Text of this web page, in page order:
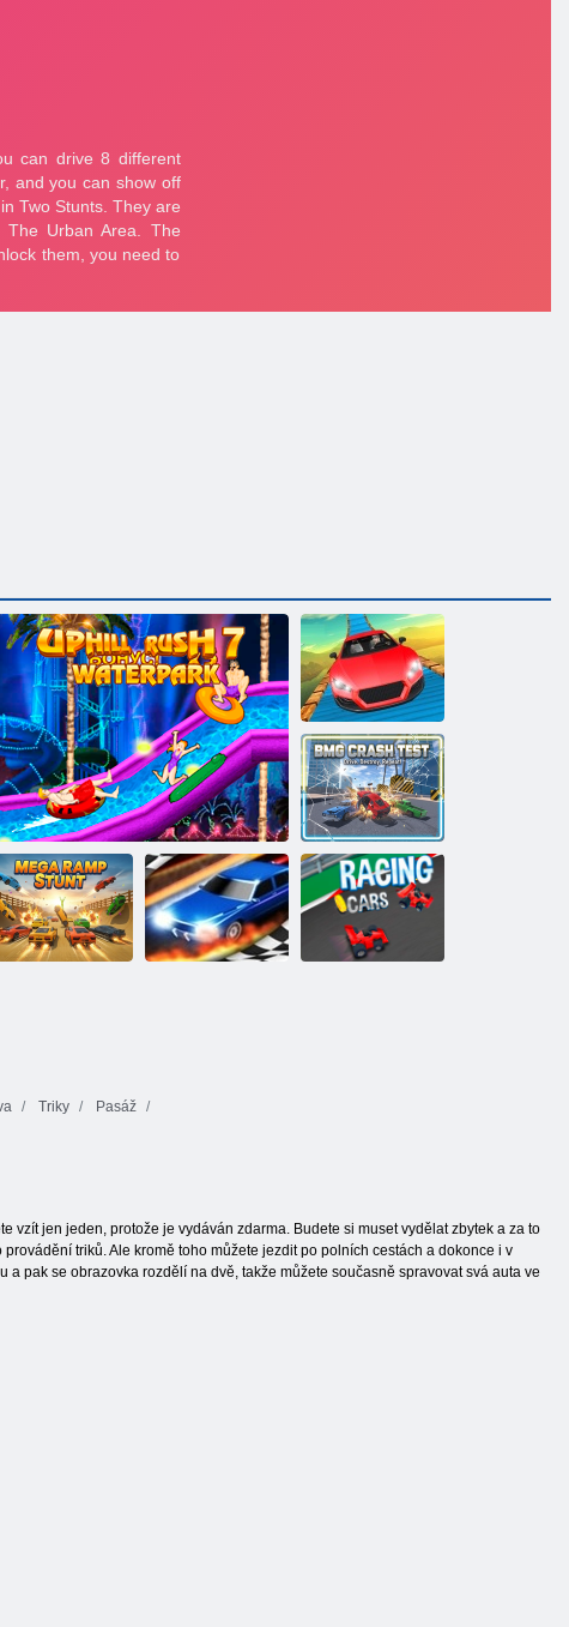
Nemožné
automobily 3D
Nárazový test
BMG
Triky Pasáž
vzít jen jeden, protože je vydáván zdarma. Budete si muset vydělat zbytek a za to
triků. Ale kromě toho můžete jezdit po polních cestách a dokonce i v
pak se obrazovka rozdělí na dvě, takže můžete současně spravovat svá auta ve